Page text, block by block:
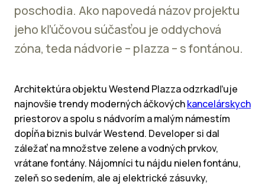
poschodia. Ako napovedá názov projektu
jeho kľúčovou súčasťou je oddychová
zóna, teda nádvorie – plazza – s fontánou.
Architektúra objektu Westend Plazza odzrkadľuje
najnovšie trendy moderných áčkovýchkancelárskych
priestorov a spolu s nádvorím a malým námestím
dopĺňa biznis bulvár Westend. Developer si dal
záležať na množstve zelene a vodných prvkov,
vrátane fontány. Nájomníci tu nájdu nielen fontánu,
zeleň so sedením, ale aj elektrické zásuvky,